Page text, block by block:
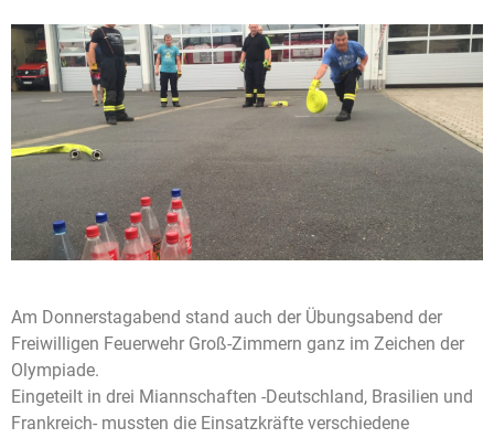
Am Donnerstagabend stand auch der Übungsabend der
Freiwilligen Feuerwehr Groß-Zimmern ganz im Zeichen der
Olympiade.
Eingeteilt in drei Miannschaften -Deutschland, Brasilien und
Frankreich- mussten die Einsatzkräfte verschiedene